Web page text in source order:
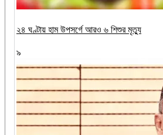
২৪ ঘণ্টায় হাম উপসর্গে আরও ৬ শিশুর মৃত্যু
৯